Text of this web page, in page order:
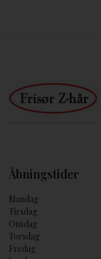
Åbningstider
Mandag
Tirsdag
Onsdag
Torsdag
Fredag